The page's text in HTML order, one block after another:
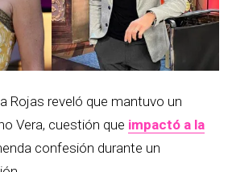
Rojas reveló que mantuvo un
Vera, cuestión que impactó a la
confesión durante un